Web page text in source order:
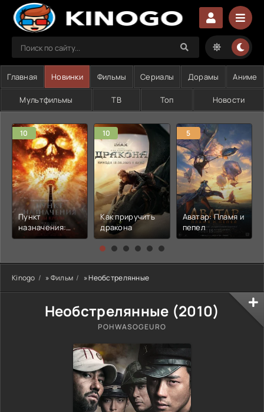
Главная Новинки Фильмы Сериалы Дорамы Аниме
Мультфильмы ТВ Топ Новости
10
Пункт
назначения:
Узы крови
10
Как приручить
дракона
5
Аватар: Пламя и
пепел
Kinogo »Фильм » Необстрелянные
Необстрелянные (2010)
POHWASOGEURO